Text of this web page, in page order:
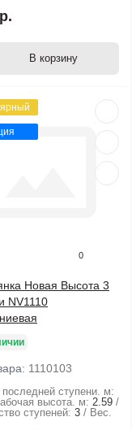
В корзину
0
Новая Высота 3
NV1110
1110103
ступени. м:
высота. м: 2.59
ступеней: 3
Вес.